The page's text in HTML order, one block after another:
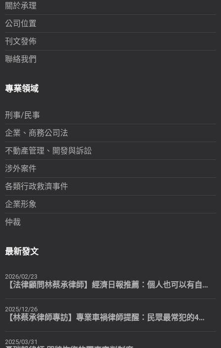
關於承理
公司位置
刊文發佈
聯絡我們
專業領域
刑事/民事
企業、商務公司法
不動產管理、開發與訴訟
涉外案件
各類行政救濟事件
企業形象
仲裁
最新發文
2026/02/23
【法律顧問林蔡承律師】經濟日報推薦：個人也可以有自己專屬的法律顧問
2025/12/26
【林蔡承律師專訪】專業車禍律師提醒：民眾最常犯的4個錯誤
2025/03/31